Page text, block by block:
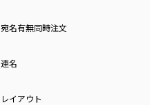
宛名有無同時注文
連名
レイアウト